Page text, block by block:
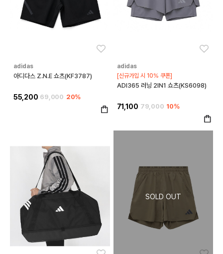
adidas
아디다스 Z.N.E 쇼츠(KF3787)
55,200 69,000 20%
adidas
[신규가입 시 10% 쿠폰]
ADI365 러닝 2IN1 쇼츠(KS6098)
71,100 79,000 10%